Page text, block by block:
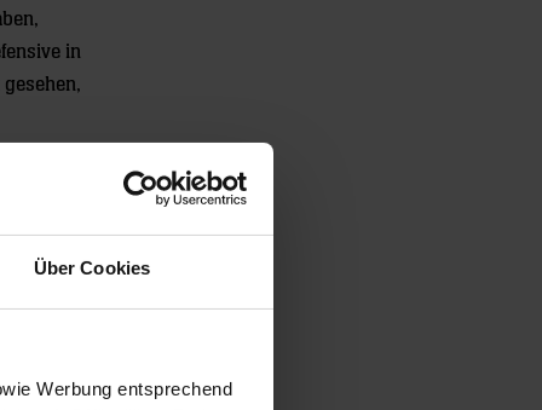
Über Cookies
Werbung entsprechend
in
Müller